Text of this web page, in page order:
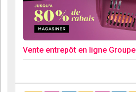
Vente entrepôt en ligne